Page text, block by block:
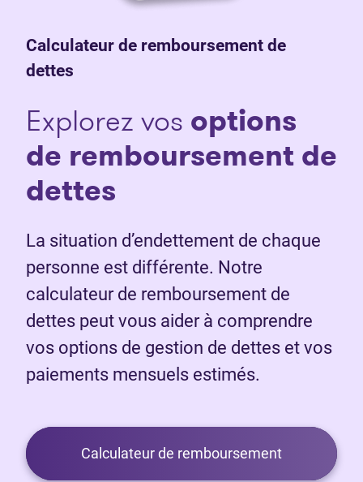
Calculateur de remboursement de
dettes
Explorez vos options
de remboursement de
dettes
La situation d’endettement de chaque
personne est différente. Notre
calculateur de remboursement de
dettes peut vous aider à comprendre
vos options de gestion de dettes et vos
paiements mensuels estimés.
Calculateur de remboursement